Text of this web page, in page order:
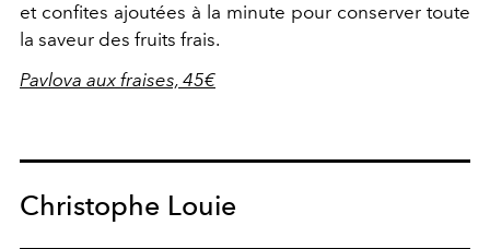
et confites ajoutées à la minute pour conserver toute
la saveur des fruits frais.
Pavlova aux fraises, 45€
Christophe Louie